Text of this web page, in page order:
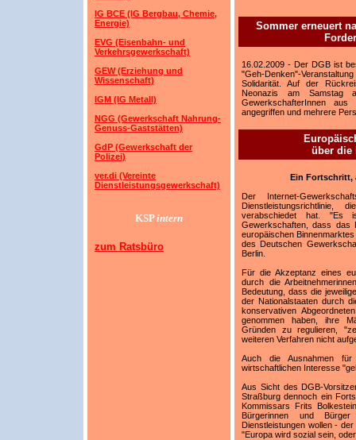
IG BCE (IG Bergbau, Chemie,
Energie)
EVG (Eisenbahn- und
Verkehrsgewerkschaft)
GEW (Erziehung und
Wissenschaft)
IGM (IG Metall)
NGG (Gewerkschaft Nahrung-
Genuss-Gaststätten)
GdP (Gewerkschaft der
Polizei)
ver.di (Vereinte
Dienstleistungsgewerkschaft)
KSPintern
zum Ratsbüro
Sommer erneuert
16.02.2009 - Der DGB ist
"Geh-Denken"-
Solidarität. Auf der
Neonazis am Samstag
GewerkschafterInnen aus
angegriffen und mehrere
über die
Ein Fortschritt,
Der Internet-
verabschiedet hat. "Es
Gewerkschaften, dass das
europäischen
des Deutschen
Berlin.
Für die Akzeptanz eines
durch die
Bedeutung, dass die
der Nationalstaaten durch
konservativen
genommen haben, ihre
Gründen zu regulieren,
weiteren Verfahren nicht
Auch die Ausnahmen für
wirtschaftlichen Interesse
Aus Sicht des DGB-
Straßburg dennoch ein
Kommissars Frits
Bürgerinnen und
Dienstleistungen wollen -
"Europa wird sozial sein,